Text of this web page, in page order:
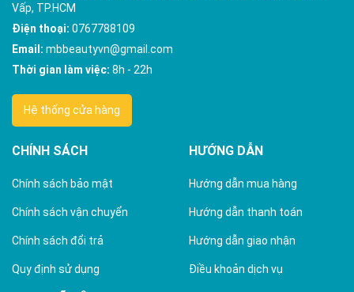
Vấp, TP.HCM
Điện thoại: 0767788109
Email: mbbeautyvn@gmail.com
Thời gian làm việc: 8h - 22h
Hệ thống cửa hàng
CHÍNH SÁCH
Chính sách bảo mật
Chính sách vận chuyển
Chính sách đổi trả
Quy định sử dụng
HƯỚNG DẪN
Hướng dẫn mua hàng
Hướng dẫn thanh toán
Hướng dẫn giao nhận
Điều khoản dịch vụ